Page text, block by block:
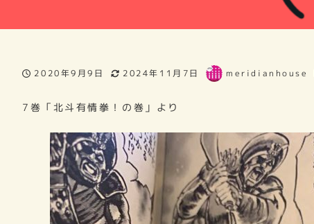
投稿日
2020年9月9日
更新日
2024年11月7日
著
meridianhouse
7巻「北斗有情拳！の巻」より